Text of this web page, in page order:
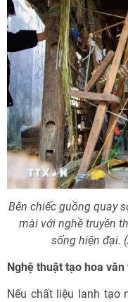
Bên chiếc guồng quay
mài với nghề truyền
sống hiện đại.
Nghệ thuật tạo hoa
Nếu chất liệu lanh tạo